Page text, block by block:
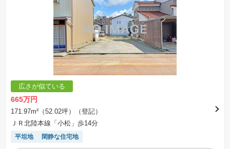
広さが似ている
665万円
171.97m²（52.02坪）（登記）
ＪＲ北陸本線「小松」歩14分
平坦地 閑静な住宅地